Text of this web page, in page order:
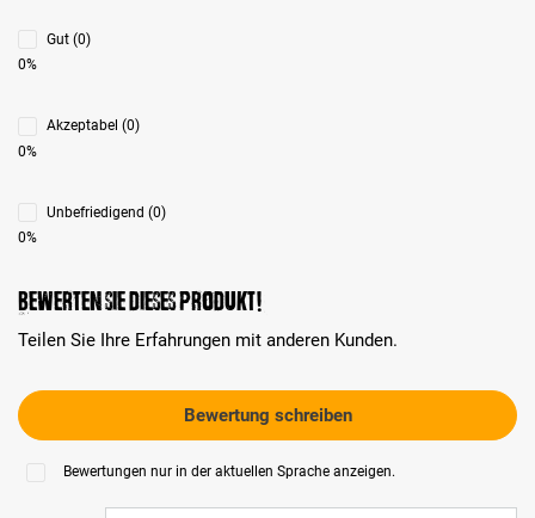
Gut (0)
0%
Akzeptabel (0)
0%
Unbefriedigend (0)
0%
Bewerten Sie dieses Produkt!
Teilen Sie Ihre Erfahrungen mit anderen Kunden.
Bewertung schreiben
Bewertungen nur in der aktuellen Sprache anzeigen.